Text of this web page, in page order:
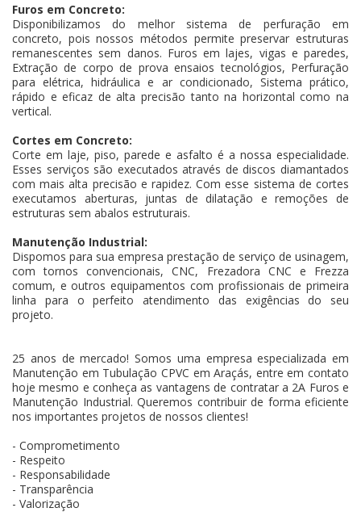
Furos em Concreto:
Disponibilizamos do melhor sistema de perfuração em
concreto, pois nossos métodos permite preservar estruturas
remanescentes sem danos. Furos em lajes, vigas e paredes,
Extração de corpo de prova ensaios tecnológios, Perfuração
para elétrica, hidráulica e ar condicionado, Sistema prático,
rápido e eficaz de alta precisão tanto na horizontal como na
vertical.
Cortes em Concreto:
Corte em laje, piso, parede e asfalto é a nossa especialidade.
Esses serviços são executados através de discos diamantados
com mais alta precisão e rapidez. Com esse sistema de cortes
executamos aberturas, juntas de dilatação e remoções de
estruturas sem abalos estruturais.
Manutenção Industrial:
Dispomos para sua empresa prestação de serviço de usinagem,
com tornos convencionais, CNC, Frezadora CNC e Frezza
comum, e outros equipamentos com profissionais de primeira
linha para o perfeito atendimento das exigências do seu
projeto.
25 anos de mercado! Somos uma empresa especializada em
Manutenção em Tubulação CPVC em Araçás, entre em contato
hoje mesmo e conheça as vantagens de contratar a 2A Furos e
Manutenção Industrial. Queremos contribuir de forma eficiente
nos importantes projetos de nossos clientes!
- Comprometimento
- Respeito
- Responsabilidade
- Transparência
- Valorização